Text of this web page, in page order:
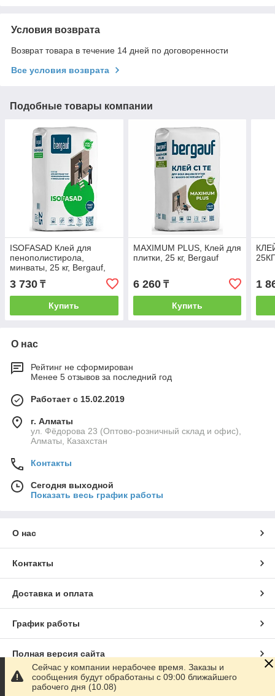
Условия возврата
Возврат товара в течение 14 дней по договоренности
Все условия возврата
Подобные товары компании
ISOFASAD Клей для
пенополистирола,
минваты, 25 кг, Bergauf,
3 730 ₸
Купить
MAXIMUM PLUS, Клей для
плитки, 25 кг, Bergauf
6 260₸
Купить
1
О нас
Рейтинг не сформирован
Менее 5 отзывов за последний год
Работает с 15.02.2019
г. Алматы
ул. Фёдорова 23 (Оптово-розничный склад и офис),
Алматы, Казахстан
Контакты
Сегодня выходной
Показать весь график работы
О нас
Контакты
Доставка и оплата
График работы
Полная версия сайта
Сайт создан на маркетплейсе
Сейчас у компании нерабочее время. Заказы и
сообщения будут обработаны с 09:00 ближайшего
рабочего дня (10.08)